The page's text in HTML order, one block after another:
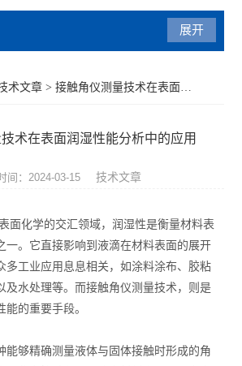
展开
术文章 > 接触角仪测量技术在表面润湿性能分析中的应用
术在表面润湿性能分析中的应用
间：2024-03-15 技术文章
化学的交汇领域，润湿性是衡量材料表
一。它直接影响到液滴在材料表面的展开
多工业应用息息相关，如涂料涂布、胶粘
及水处理等。而接触角仪测量技术，则是
的重要手段。
能够精确测量液体与固体接触时形成的角